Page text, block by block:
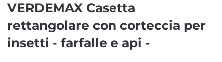
VERDEMAX Casetta
rettangolare con corteccia per
insetti - farfalle e api -